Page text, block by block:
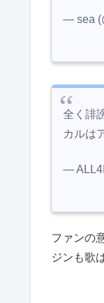
— sea
全く誹
カルは
—
ファンの
ジンも歌